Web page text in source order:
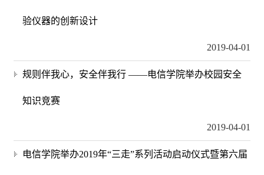
验仪器的创新设计
2019-04-01
规则伴我心，安全伴我行 ——电信学院举办校园安全
知识竞赛
2019-04-01
电信学院举办2019年“三走”系列活动启动仪式暨第六届